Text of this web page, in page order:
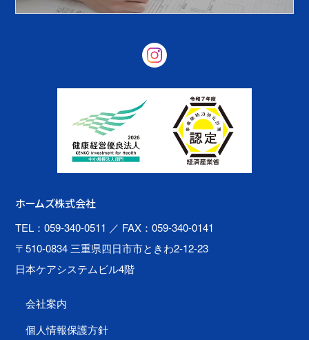
ホームズ株式会社
TEL：059-340-0511 ／ FAX：059-340-0141
〒510-0834 三重県四日市市ときわ2-12-23
日本ケアシステムビル4階
会社案内
個人情報保護方針